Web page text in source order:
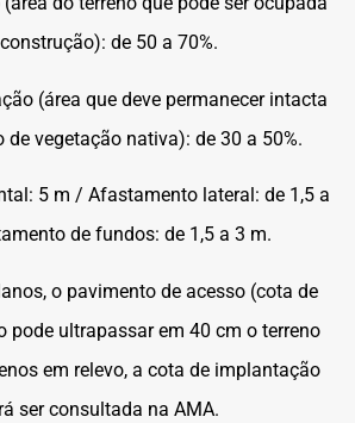
de 50 a 70%.
(área que deve permanecer intacta
de vegetação nativa): de 30 a 50%.
5 m / Afastamento lateral: de 1,5 a
de fundos: de 1,5 a 3 m.
o pavimento de acesso (cota de
pode ultrapassar em 40 cm o terreno
em relevo, a cota de implantação
ser consultada na AMA.